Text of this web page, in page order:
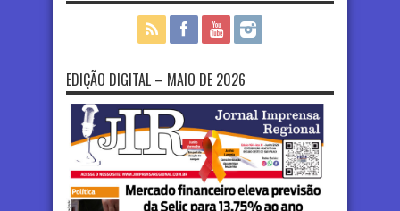
EDIÇÃO DIGITAL – MAIO DE 2026